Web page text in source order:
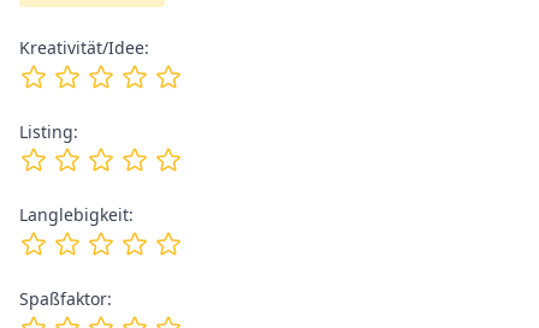
Kreativität/Idee:
Listing:
Langlebigkeit:
Spaßfaktor: